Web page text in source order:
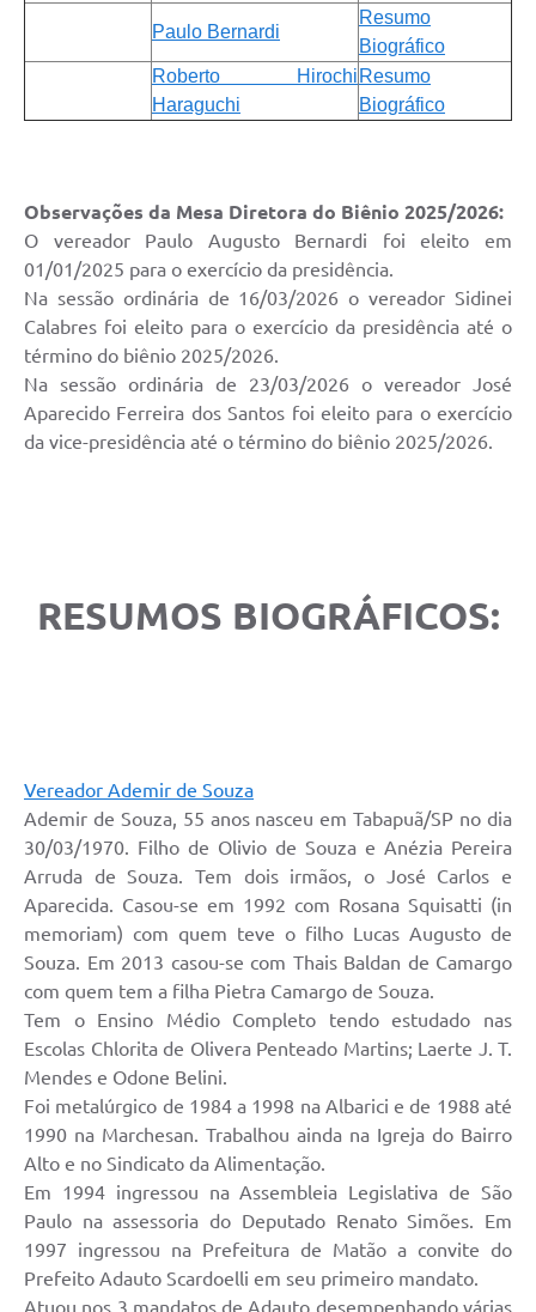
Paulo Bernardi
Resumo
Biográfico
Roberto Hirochi
Haraguchi
Resumo
Biográfico
Observações da Mesa Diretora do Biênio 2025/2026:
O vereador Paulo Augusto Bernardi foi eleito em
01/01/2025 para o exercício da presidência.
Na sessão ordinária de 16/03/2026 o vereador Sidinei
Calabres foi eleito para o exercício da presidência até o
término do biênio 2025/2026.
Na sessão ordinária de 23/03/2026 o vereador José
Aparecido Ferreira dos Santos foi eleito para o exercício
da vice-presidência até o término do biênio 2025/2026.
RESUMOS BIOGRÁFICOS:
Vereador Ademir de Souza
Ademir de Souza, 55 anos nasceu em Tabapuã/SP no dia
30/03/1970. Filho de Olivio de Souza e Anézia Pereira
Arruda de Souza. Tem dois irmãos, o José Carlos e
Aparecida. Casou-se em 1992 com Rosana Squisatti (in
memoriam) com quem teve o filho Lucas Augusto de
Souza. Em 2013 casou-se com Thais Baldan de Camargo
com quem tem a filha Pietra Camargo de Souza.
Tem o Ensino Médio Completo tendo estudado nas
Escolas Chlorita de Olivera Penteado Martins; Laerte J. T.
Mendes e Odone Belini.
Foi metalúrgico de 1984 a 1998 na Albarici e de 1988 até
1990 na Marchesan. Trabalhou ainda na Igreja do Bairro
Alto e no Sindicato da Alimentação.
Em 1994 ingressou na Assembleia Legislativa de São
Paulo na assessoria do Deputado Renato Simões. Em
1997 ingressou na Prefeitura de Matão a convite do
Prefeito Adauto Scardoelli em seu primeiro mandato.
Atuou nos 3 mandatos de Adauto desempenhando várias